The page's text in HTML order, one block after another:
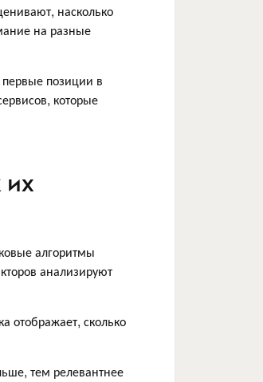
насколько
на разные
первые позиции в
которые
их
алгоритмы
анализируют
отображает, сколько
тем релевантнее